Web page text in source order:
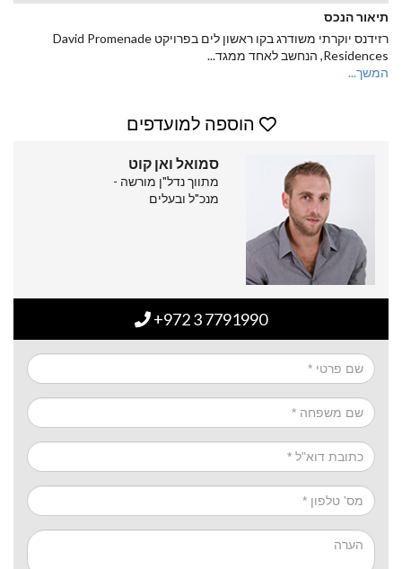
תיאור הנכס
רזידנס יוקרתי משודרג בקו ראשון לים בפרויקט David Promenade
Residences, הנחשב לאחד ממגד
...
המשך...
הוספה למועדפים
סמואל ואן קוט
מתווך נדל"ן מורשה -
מנכ"ל ובעלים
+972 3 7791990